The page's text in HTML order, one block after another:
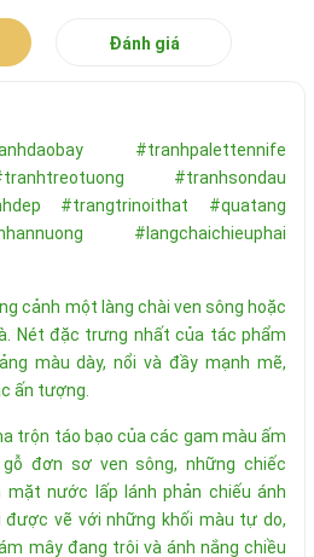
Đánh giá
#tranhpalettennife
#tranhsondau
#trangtrinoithat #quatang
#langchaichieuphai
cảnh một làng chài ven sông hoặc
Nét đặc trưng nhất của tác phẩm
màu dày, nổi và đầy mạnh mẽ,
ấn tượng.
trộn táo bạo của các gam màu ấm
đơn sơ ven sông, những chiếc
nước lấp lánh phản chiếu ánh
được vẽ với những khối màu tự do,
mây đang trôi và ánh nắng chiều